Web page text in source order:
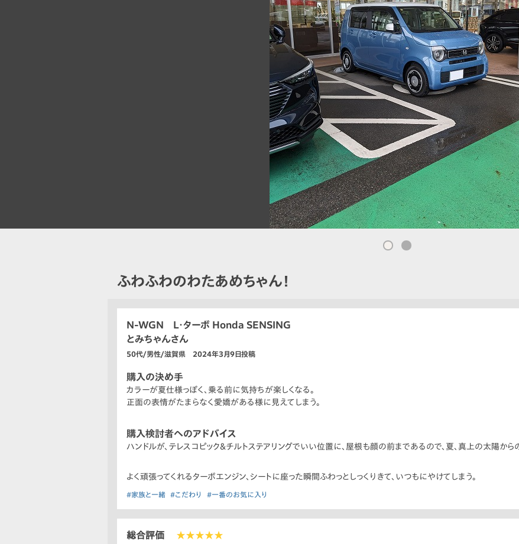
ふわふわのわたあめちゃん！
N-WGN L・ターボ Honda SENSING
とみちゃんさん
50代/男性/滋賀県 2024年3月9日投稿
購入の決め手
カラーが夏仕様っぽく、乗る前に気持ちが楽しくなる。
正面の表情がたまらなく愛嬌がある様に見えてしまう。
購入検討者へのアドバイス
ハンドルが、テレスコピック＆チルトステアリングでいい位置に、屋根も顔の前まであるので、夏、真上の太陽から
よく頑張ってくれるターボエンジン、シートに座った瞬間ふわっとしっくりきて、いつもにやけてしまう。
#家族と一緒 #こだわり #一番のお気に入り
総合評価 ★★★★★